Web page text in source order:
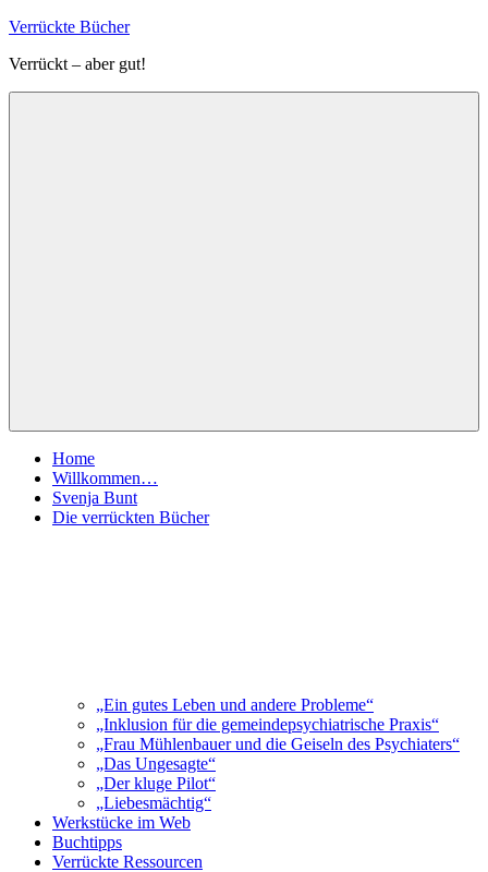
Zum
springen
Verrückte Bücher
Verrückt – aber gut!
Home
Willkommen…
Svenja Bunt
Die verrückten Bücher
„Ein gutes Leben und andere Probleme“
„Inklusion für die gemeindepsychiatrische Praxis“
„Frau Mühlenbauer und die Geiseln des Psychiaters“
„Das Ungesagte“
„Der kluge Pilot“
„Liebesmächtig“
Werkstücke im Web
Buchtipps
Verrückte Ressourcen